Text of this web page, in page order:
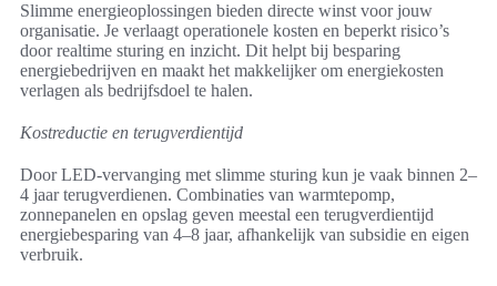
Slimme energieoplossingen bieden directe winst voor jouw
organisatie. Je verlaagt operationele kosten en beperkt risico’s
door realtime sturing en inzicht. Dit helpt bij besparing
energiebedrijven en maakt het makkelijker om energiekosten
verlagen als bedrijfsdoel te halen.
Kostreductie en terugverdientijd
Door LED-vervanging met slimme sturing kun je vaak binnen 2–
4 jaar terugverdienen. Combinaties van warmtepomp,
zonnepanelen en opslag geven meestal een terugverdientijd
energiebesparing van 4–8 jaar, afhankelijk van subsidie en eigen
verbruik.